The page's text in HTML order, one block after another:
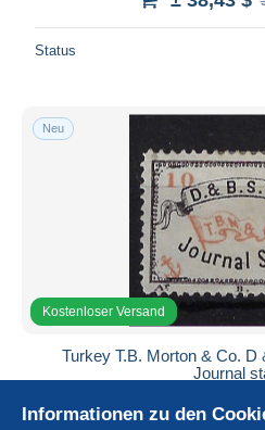
Status
Neu
Kostenloser Versand
Turkey T.B. Morton & Co.
Journal
± 82,36 $
Informationen zu den